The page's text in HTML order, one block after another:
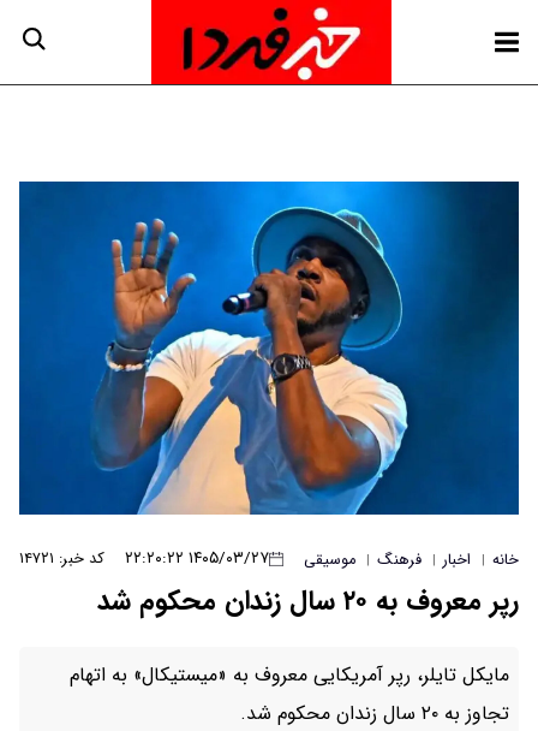
خانه | اخبار | فرهنگ | موسیقی ۱۴۰۵/۰۳/۲۷ ۲۲:۲۰:۲۲ کد خبر: ۱۴۷۲۱
رپر معروف به ۲۰ سال زندان محکوم شد
مایکل تایلر، رپر آمریکایی معروف به «میستیکال» به اتهام
تجاوز به ۲۰ سال زندان محکوم شد.